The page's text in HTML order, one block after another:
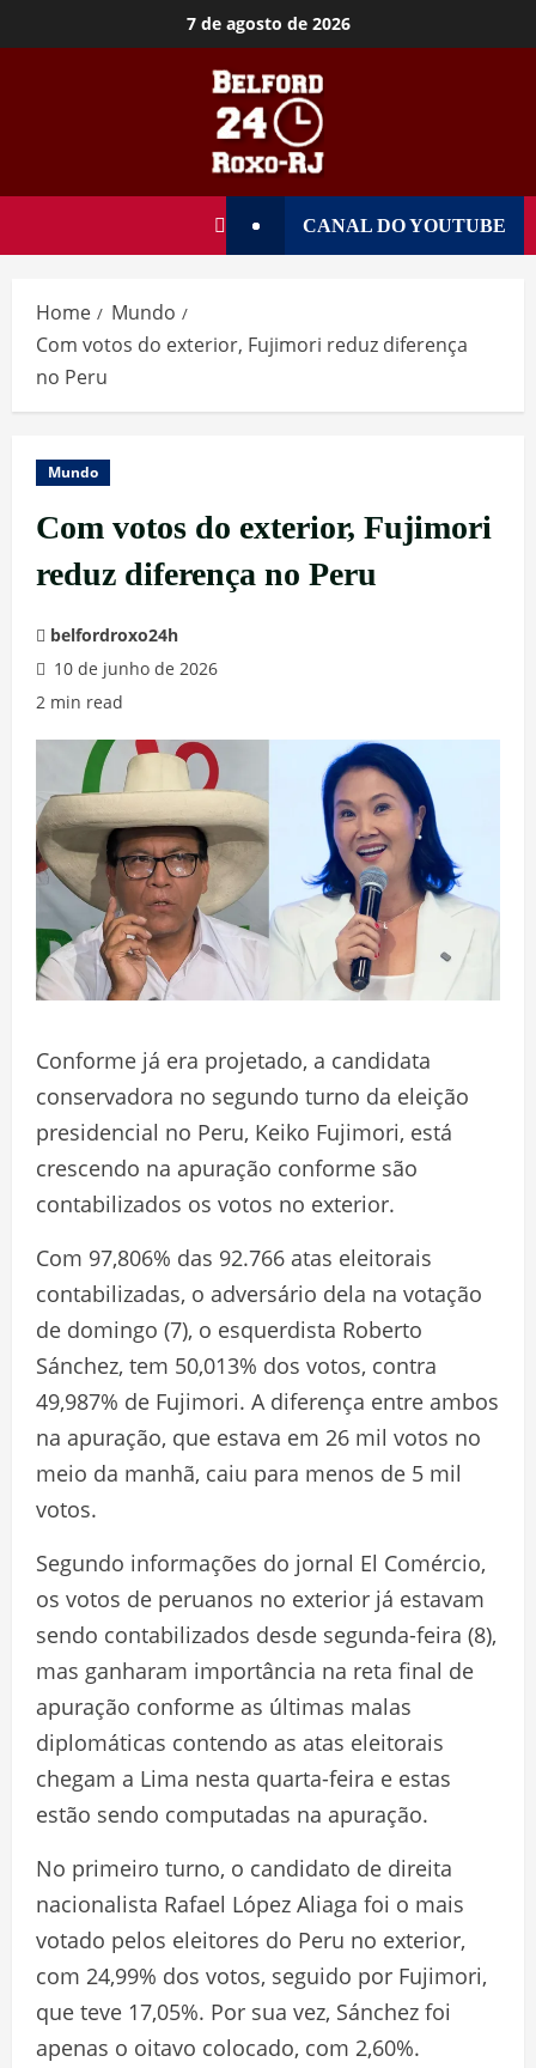
7 de agosto de 2026
CANAL DO YOUTUBE
Home
Mundo
Com votos do exterior, Fujimori reduz diferença
no Peru
Mundo
Com votos do exterior, Fujimori
reduz diferença no Peru
belfordroxo24h
10 de junho de 2026
2 min read
Conforme já era projetado, a candidata
conservadora no segundo turno da eleição
presidencial no Peru, Keiko Fujimori, está
crescendo na apuração conforme são
contabilizados os votos no exterior.
Com 97,806% das 92.766 atas eleitorais
contabilizadas, o adversário dela na votação
de domingo (7), o esquerdista Roberto
Sánchez, tem 50,013% dos votos, contra
49,987% de Fujimori. A diferença entre ambos
na apuração, que estava em 26 mil votos no
meio da manhã, caiu para menos de 5 mil
votos.
Segundo informações do jornal El Comércio,
os votos de peruanos no exterior já estavam
sendo contabilizados desde segunda-feira (8),
mas ganharam importância na reta final de
apuração conforme as últimas malas
diplomáticas contendo as atas eleitorais
chegam a Lima nesta quarta-feira e estas
estão sendo computadas na apuração.
No primeiro turno, o candidato de direita
nacionalista Rafael López Aliaga foi o mais
votado pelos eleitores do Peru no exterior,
com 24,99% dos votos, seguido por Fujimori,
que teve 17,05%. Por sua vez, Sánchez foi
apenas o oitavo colocado, com 2,60%.